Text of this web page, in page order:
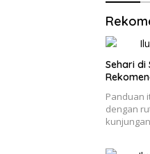
Sehari di
Panduan
dengan